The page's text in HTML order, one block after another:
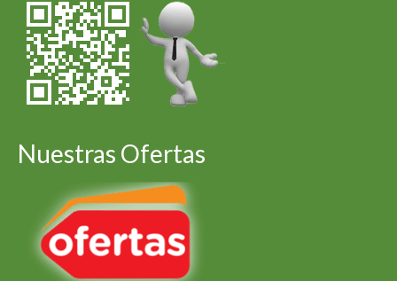
Nuestras Ofertas